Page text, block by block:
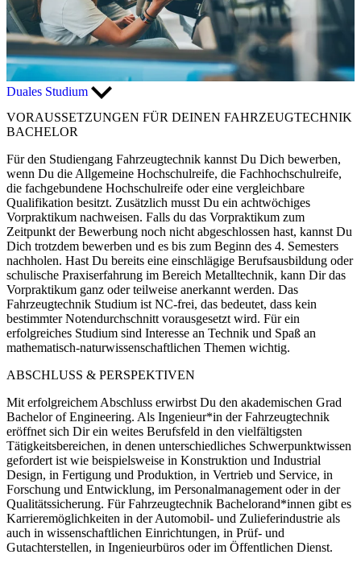
Duales Studium
VORAUSSETZUNGEN FÜR DEINEN FAHRZEUGTECHNIK
BACHELOR
Für den Studiengang Fahrzeugtechnik kannst Du Dich bewerben,
wenn Du die Allgemeine Hochschulreife, die Fachhochschulreife,
die fachgebundene Hochschulreife oder eine vergleichbare
Qualifikation besitzt. Zusätzlich musst Du ein achtwöchiges
Vorpraktikum nachweisen. Falls du das Vorpraktikum zum
Zeitpunkt der Bewerbung noch nicht abgeschlossen hast, kannst Du
Dich trotzdem bewerben und es bis zum Beginn des 4. Semesters
nachholen. Hast Du bereits eine einschlägige Berufsausbildung oder
schulische Praxiserfahrung im Bereich Metalltechnik, kann Dir das
Vorpraktikum ganz oder teilweise anerkannt werden. Das
Fahrzeugtechnik Studium ist NC-frei, das bedeutet, dass kein
bestimmter Notendurchschnitt vorausgesetzt wird. Für ein
erfolgreiches Studium sind Interesse an Technik und Spaß an
mathematisch-naturwissenschaftlichen Themen wichtig.
ABSCHLUSS & PERSPEKTIVEN
Mit erfolgreichem Abschluss erwirbst Du den akademischen Grad
Bachelor of Engineering. Als Ingenieur*in der Fahrzeugtechnik
eröffnet sich Dir ein weites Berufsfeld in den vielfältigsten
Tätigkeitsbereichen, in denen unterschiedliches Schwerpunktwissen
gefordert ist wie beispielsweise in Konstruktion und Industrial
Design, in Fertigung und Produktion, in Vertrieb und Service, in
Forschung und Entwicklung, im Personalmanagement oder in der
Qualitätssicherung. Für Fahrzeugtechnik Bachelorand*innen gibt es
Karrieremöglichkeiten in der Automobil- und Zulieferindustrie als
auch in wissenschaftlichen Einrichtungen, in Prüf- und
Gutachterstellen, in Ingenieurbüros oder im Öffentlichen Dienst.